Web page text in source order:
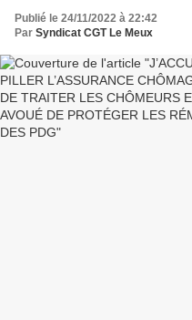
COUPABLES DANS
PROTÉGER LES
ASTRONOMIQUES
Publié le 24/11/2022 à 22:42
Par Syndicat CGT Le Meux